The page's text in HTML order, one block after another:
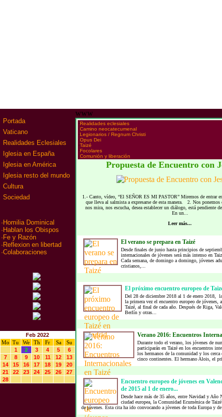
Portada
Vaticano
Realidades Eclesiales
Iglesia en España
Iglesia en América
Iglesia resto del mundo
Cultura
Sociedad
· Homilia Dominical
· Hablan los Obispos
· Fe y Razón
· Reflexion en libertad
·Colaboraciones
Feb 2022
Mo
Tu We Th Fr Sa
Su
1
2 3 4 5
6
7
8 9 10 11 12
13
14
15 16 17 18 19
20
21
22 23 24 25 26
27
28
www
·Realidades eclesiales
·Camino neocatecumenal
·Legionarios / Regnum Christi
·Opus Dei
·Taizé
·Focolares
·Comunión y liberación
Propuesta de Encuentro con
1.- Canto, vídeo, “El SEÑOR ES MI PASTOR” Miremos de entrar
que lleva al salmista a expresarse de esta manera. 2. Nos
nos mira, nos escucha, desea establecer un diálogo, está pendiente
En un...
Leer más...
El verano se prepara en Taizé
Desde finales de junio hasta principios de
internacionales de jóvenes será más intenso en
Cada semana, de domingo a domingo, jóvenes
cristianos,...
El próximo encuentro europeo de
Del 28 de diciembre 2018 al 1 de enero 2018,
la primera vez el encuentro europeo de jóvenes,
Taizé, al final de cada año. Después de Riga,
Berlín y otras...
Verano 2016: Encuentros
Durante todo el verano, los jóvenes de
participarán en Taizé en los encuentros
los hermanos de la comunidad y los
cinco continentes. El hermano Alois, el
Encuentro europeo de jóvenes en
de 2015 al 1 de enero...
Desde hace más de 35 años, entre Navidad y Año
ciudad europea, la Comunidad Ecuménica de
de jóvenes. Esta cita ha ido convocando a jóvenes de toda Europa y